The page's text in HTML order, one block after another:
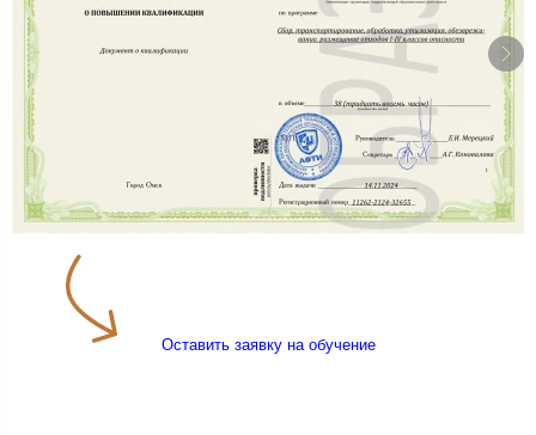
Оставить заявку на обучение